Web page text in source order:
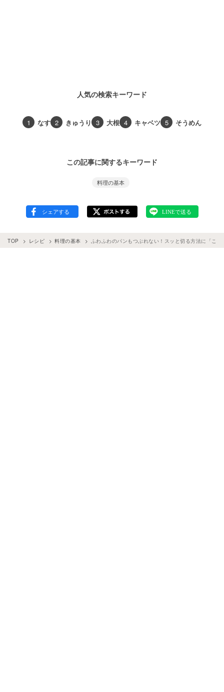
人気の検索キーワード
1 なす 2 きゅうり 3 大根 4 キャベツ 5 そうめん
この記事に関するキーワード
料理の基本
TOP レシピ 料理の基本 ふわふわのパンもつぶれない！スッと切る方法に「こ